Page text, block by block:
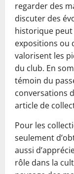
regarder des
discuter des
historique peut
expositions ou
valorisent les
du club. En
témoin du
conversations
article de
Pour les
seulement
aussi
rôle dans la